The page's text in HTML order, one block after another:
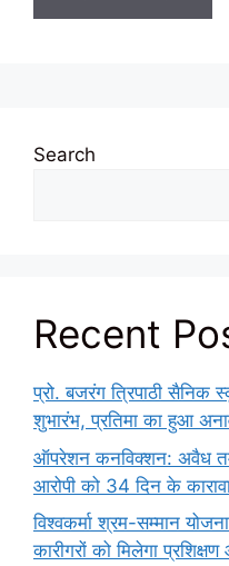
Search
Recent
प्रो. बजरंग त्रिपाठी
शुभारंभ, प्रतिमा का हुआ
ऑपरेशन कनविक्शन: अवैध
आरोपी को 34 दिन के
विश्वकर्मा श्रम-सम्मान
कारीगरों को मिलेगा